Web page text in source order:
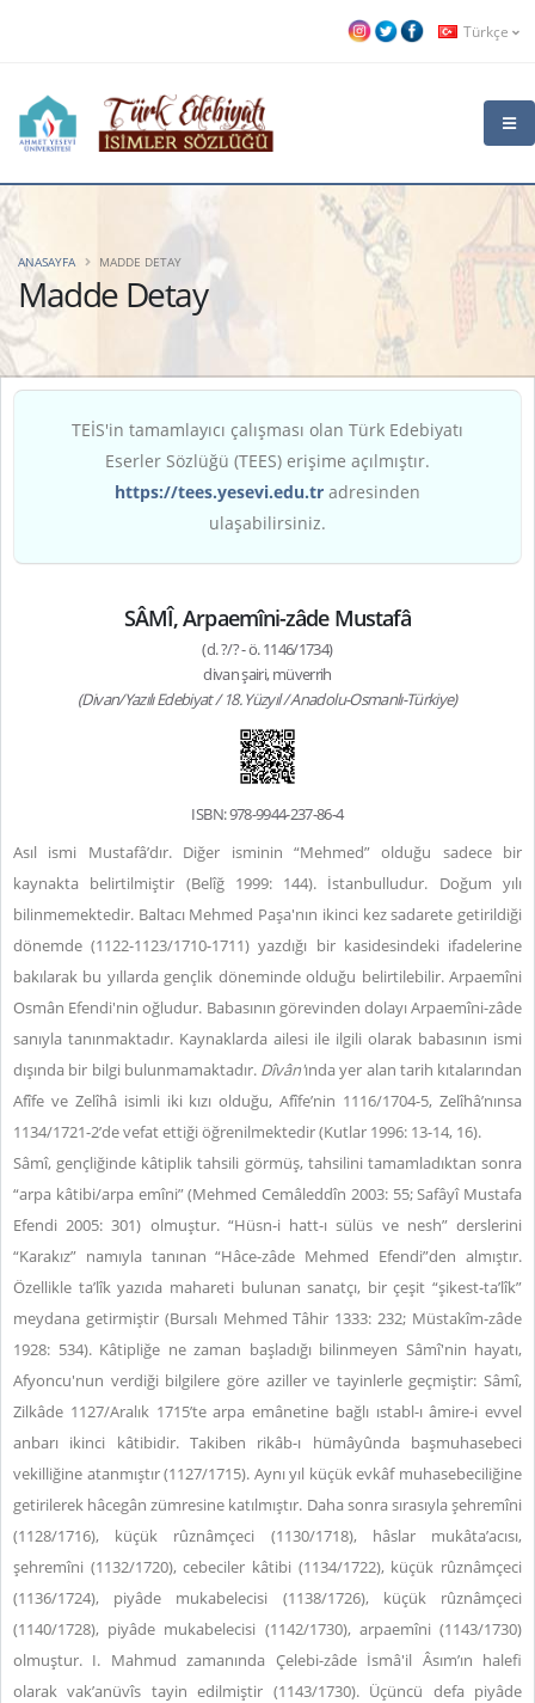
Türkçe
Madde Detay
ANASAYFA MADDE DETAY
TEİS'in tamamlayıcı çalışması olan Türk Edebiyatı
Eserler Sözlüğü (TEES) erişime açılmıştır.
https://tees.yesevi.edu.tr adresinden
ulaşabilirsiniz.
SÂMÎ, Arpaemîni-zâde Mustafâ
(d. ?/? - ö. 1146/1734)
divan şairi, müverrih
(Divan/Yazılı Edebiyat / 18. Yüzyıl / Anadolu-Osmanlı-Türkiye)
ISBN: 978-9944-237-86-4
Asıl ismi Mustafâ’dır. Diğer isminin “Mehmed” olduğu sadece bir
kaynakta belirtilmiştir (Belîğ 1999: 144). İstanbulludur. Doğum yılı
bilinmemektedir. Baltacı Mehmed Paşa'nın ikinci kez sadarete getirildiği
dönemde (1122-1123/1710-1711) yazdığı bir kasidesindeki ifadelerine
bakılarak bu yıllarda gençlik döneminde olduğu belirtilebilir. Arpaemîni
Osmân Efendi'nin oğludur. Babasının görevinden dolayı Arpaemîni-zâde
sanıyla tanınmaktadır. Kaynaklarda ailesi ile ilgili olarak babasının ismi
dışında bir bilgi bulunmamaktadır. Dîvân'ında yer alan tarih kıtalarından
Afîfe ve Zelîhâ isimli iki kızı olduğu, Afîfe’nin 1116/1704-5, Zelîhâ’nınsa
1134/1721-2’de vefat ettiği öğrenilmektedir (Kutlar 1996: 13-14, 16).
Sâmî, gençliğinde kâtiplik tahsili görmüş, tahsilini tamamladıktan sonra
“arpa kâtibi/arpa emîni” (Mehmed Cemâleddîn 2003: 55; Safâyî Mustafa
Efendi 2005: 301) olmuştur. “Hüsn-i hatt-ı sülüs ve nesh” derslerini
“Karakız” namıyla tanınan “Hâce-zâde Mehmed Efendi”den almıştır.
Özellikle ta’lîk yazıda mahareti bulunan sanatçı, bir çeşit “şikest-ta’lîk”
meydana getirmiştir (Bursalı Mehmed Tâhir 1333: 232; Müstakîm-zâde
1928: 534). Kâtipliğe ne zaman başladığı bilinmeyen Sâmî'nin hayatı,
Afyoncu'nun verdiği bilgilere göre aziller ve tayinlerle geçmiştir: Sâmî,
Zilkâde 1127/Aralık 1715’te arpa emânetine bağlı ıstabl-ı âmire-i evvel
anbarı ikinci kâtibidir. Takiben rikâb-ı hümâyûnda başmuhasebeci
vekilliğine atanmıştır (1127/1715). Aynı yıl küçük evkâf muhasebeciliğine
getirilerek hâcegân zümresine katılmıştır. Daha sonra sırasıyla şehremîni
(1128/1716), küçük rûznâmçeci (1130/1718), hâslar mukâta’acısı,
şehremîni (1132/1720), cebeciler kâtibi (1134/1722), küçük rûznâmçeci
(1136/1724), piyâde mukabelecisi (1138/1726), küçük rûznâmçeci
(1140/1728), piyâde mukabelecisi (1142/1730), arpaemîni (1143/1730)
olmuştur. I. Mahmud zamanında Çelebi-zâde İsmâ'il Âsım’ın halefi
olarak vak’anüvîs tayin edilmiştir (1143/1730). Üçüncü defa piyâde